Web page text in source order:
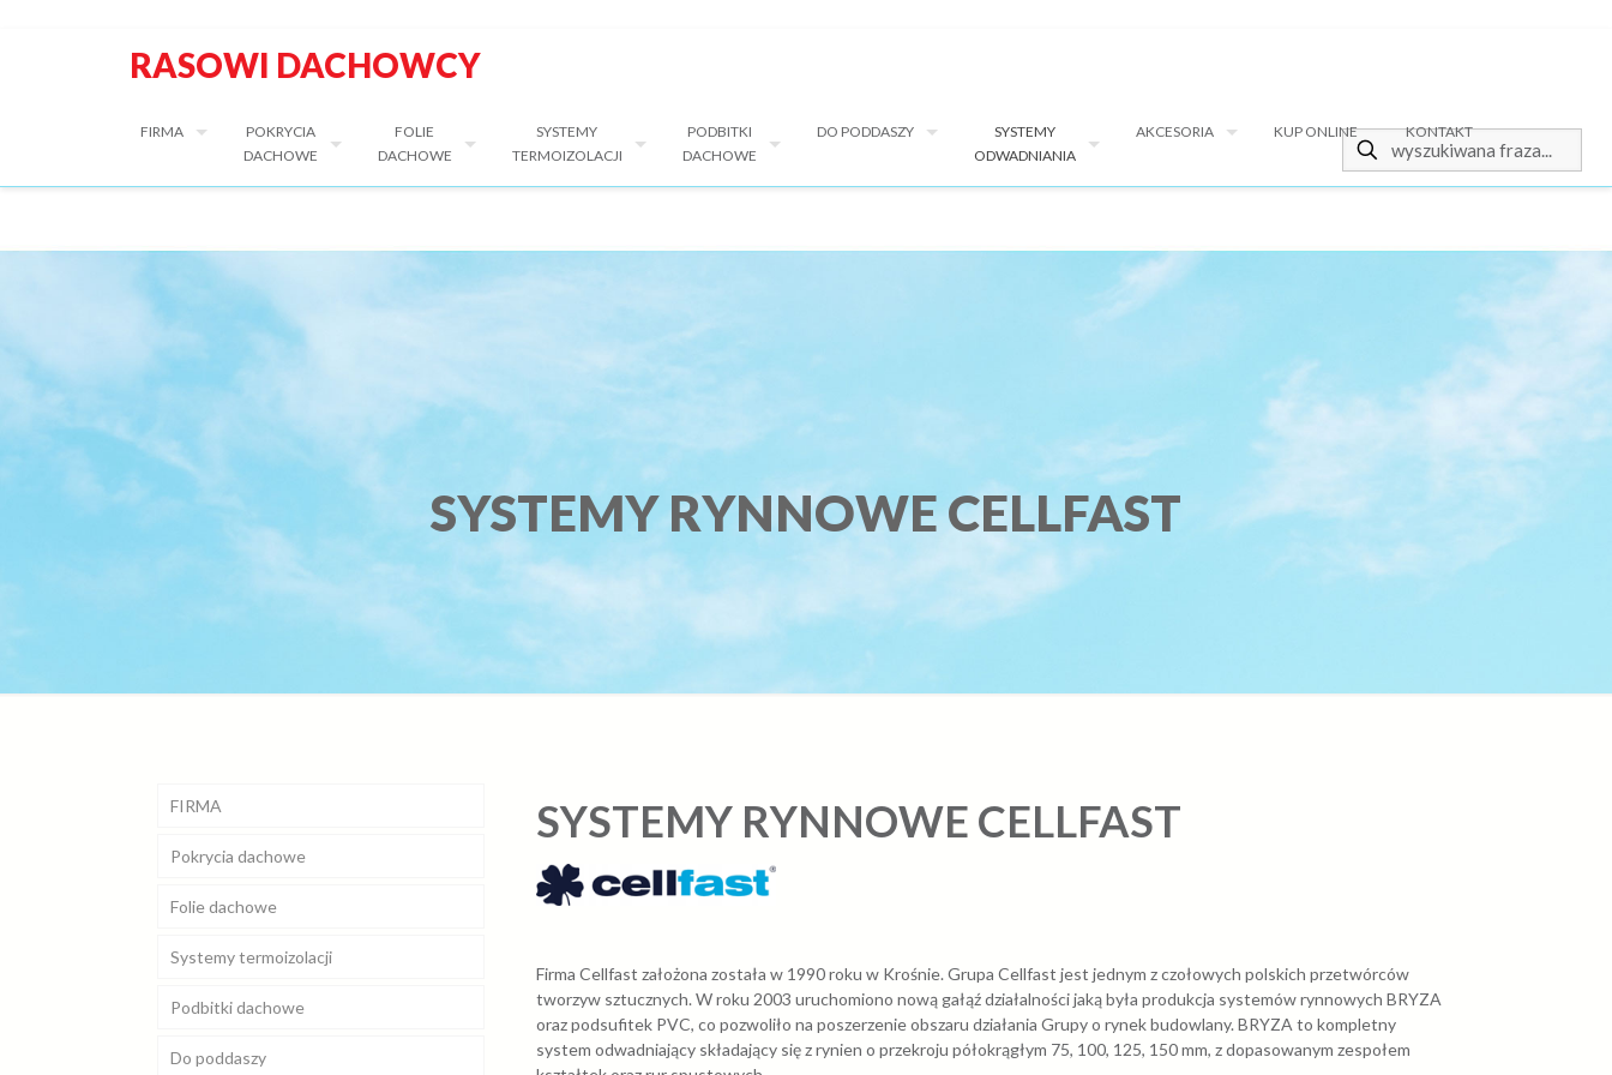
RASOWI DACHOWCY
FIRMA
POKRYCIA
DACHOWE
FOLIE
DACHOWE
SYSTEMY
TERMOIZOLACJI
PODBITKI
DACHOWE
DO PODDASZY
SYSTEMY
ODWADNIANIA
AKCESORIA KUP ONLINE KONTAKT
SYSTEMY RYNNOWE CELLFAST
SYSTEMY RYNNOWE CELLFAST
Firma Cellfast założona została w 1990 roku w Krośnie. Grupa Cellfast jest jednym z czołowych polskich przetwórców
tworzyw sztucznych. W roku 2003 uruchomiono nową gałąź działalności jaką była produkcja systemów rynnowych BRYZA
oraz podsufitek PVC, co pozwoliło na poszerzenie obszaru działania Grupy o rynek budowlany. BRYZA to kompletny
system odwadniający składający się z rynien o przekroju półokrągłym 75, 100, 125, 150 mm, z dopasowanym zespołem
FIRMA
Realizacje
Kosztorys i obmiary dachu
Galeria
Obsługa inwestycji
Sklep internetowy
Pokrycia dachowe
Betonowe
Braas
Bitumiczne
Icopal
Blaszane
Pruszyński
Ceramiczne
Foliedachowe
Toten
Dorken
Corotop
Systemytermoizolacji
Isover
Ursa
Podbitkidachowe
Galeco
Do poddaszy